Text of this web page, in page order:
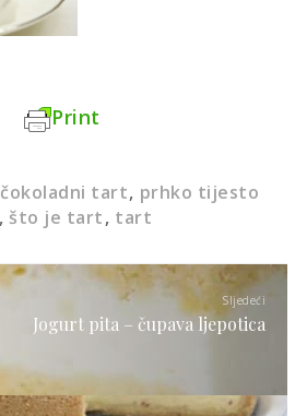
Print
čokoladni tart prhko tijesto
što je tart tart
Sljedeći
Jogurt pita – čupava ljepotica